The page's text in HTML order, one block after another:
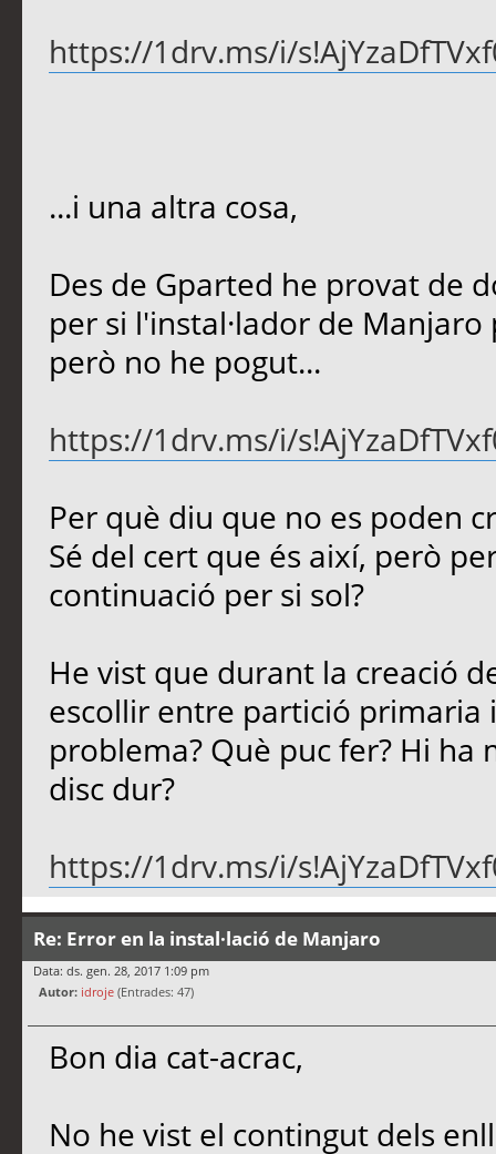
https://1drv.ms/i/
...i una altra cosa,
Des de Gparted he provat de
per si l'instal·lador de
però no he pogut...
https://1drv.ms/i/
Per què diu que no es poden
Sé del cert que és així, però
continuació per si sol?
He vist que durant la creació
escollir entre partició primaria
problema? Què puc fer? Hi ha
disc dur?
https://1drv.ms/i/
Re: Error en la instal·lació de Manjaro
Data: ds. gen. 28, 2017 1:09 pm
Autor: idroje (Entrades: 47)
Bon dia cat-acrac,
No he vist el contingut dels